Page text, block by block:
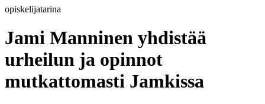
opiskelijatarina
Jami Manninen yhdistää
urheilun ja opinnot
mutkattomasti Jamkissa